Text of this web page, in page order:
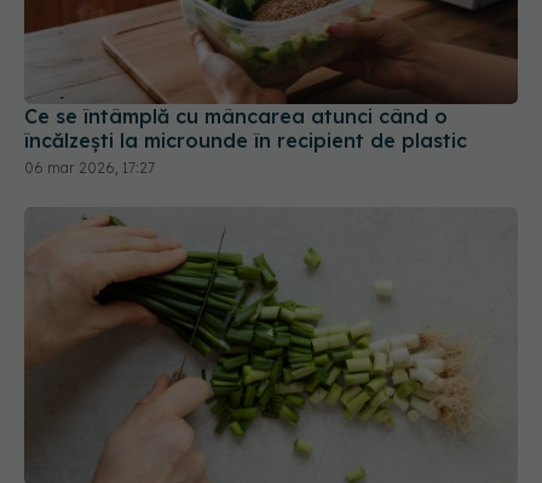
Ce se întâmplă cu mâncarea atunci când o
încălzești la microunde în recipient de plastic
06 mar 2026, 17:27